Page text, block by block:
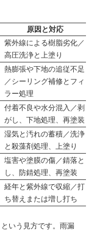
原因と対応
紫外線による樹脂劣化／
高圧洗浄と上塗り
熱膨張や下地の追従不足
／シーリング補修とフィ
ラー処理
付着不良や水分混入／剥
がし、下地処理、再塗装
湿気と汚れの蓄積／洗浄
と殺藻剤処理、上塗り
塩害や塗膜の傷／錆落と
し、防錆処理、再塗装
経年と紫外線で収縮／打
ち替えまたは増し打ち
いう見方です。雨漏